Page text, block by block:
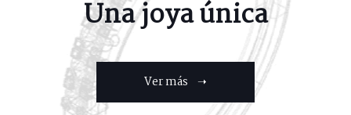
Una joya única
Ver más ➝